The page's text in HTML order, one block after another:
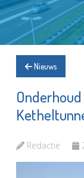
Nieuws
Redactie